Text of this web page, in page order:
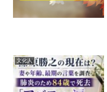
文化人